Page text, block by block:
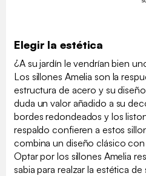
Elegir la estética
¿A su jardín le vendrían bien
Los sillones Amelia son la
estructura de acero y su
duda un valor añadido a su
bordes redondeados y los
respaldo confieren a estos
combina un diseño clásico
Optar por los sillones Amelia
sabia para realzar la estética